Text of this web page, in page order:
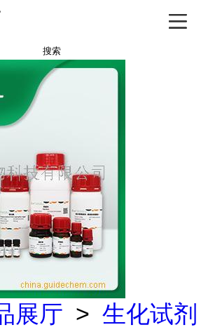
搜索
展厅 > 生化试剂